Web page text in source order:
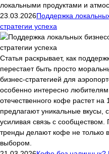
локальными продуктами и
23.03.2026Поддержка
стратегии успеха
Статья раскрывает, как
перестает быть просто
бизнес-стратегией для
особенно интересно
отечественного кофе растет
предлагают уникальные вкусы,
усиливая связь с сообществом.
тренды делают кофе не только
выбором.